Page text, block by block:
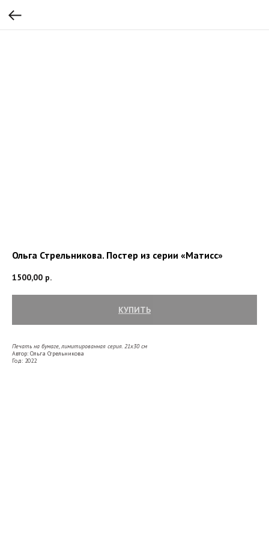
Ольга Стрельникова. Постер из серии «Матисс»
1500,00 р.
КУПИТЬ
Печать на бумаге, лимитированная серия. 21х30 см
Автор: Ольга Стрельникова
Год: 2022